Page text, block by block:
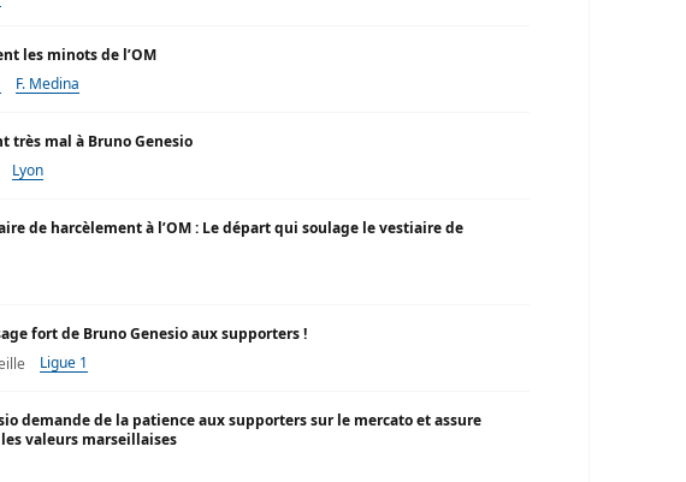
les minots de l’OM
F. Medina
très mal à Bruno Genesio
Lyon
de harcèlement à l’OM : Le départ qui soulage le vestiaire de
fort de Bruno Genesio aux supporters !
Ligue 1
demande de la patience aux supporters sur le mercato et assure
valeurs marseillaises